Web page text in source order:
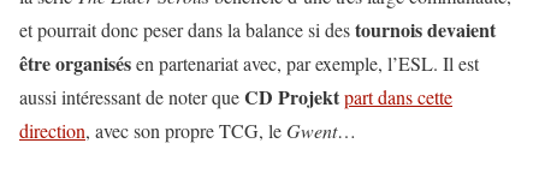
et pourrait donc peser dans la balance si destournois devaient
être organisésen partenariat avec, par exemple, l’ESL. Il est
aussi intéressant de noter queCD Projektpart dans cette
direction, avec son propre TCG, leGwent…